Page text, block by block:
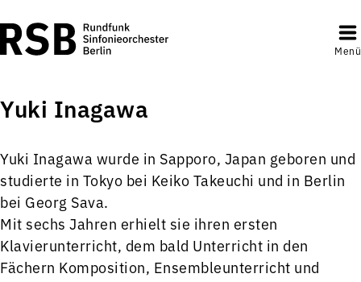
Menü
Yuki Inagawa
Yuki Inagawa wurde in Sapporo, Japan geboren und
studierte in Tokyo bei Keiko Takeuchi und in Berlin
bei Georg Sava.
Mit sechs Jahren erhielt sie ihren ersten
Klavierunterricht, dem bald Unterricht in den
Fächern Komposition, Ensembleunterricht und